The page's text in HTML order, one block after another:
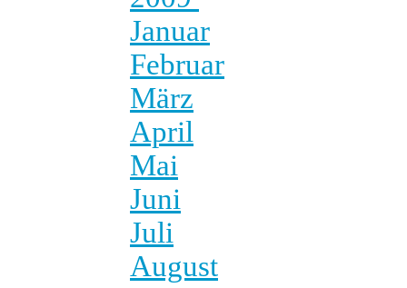
Januar
Februar
März
April
Mai
Juni
Juli
August